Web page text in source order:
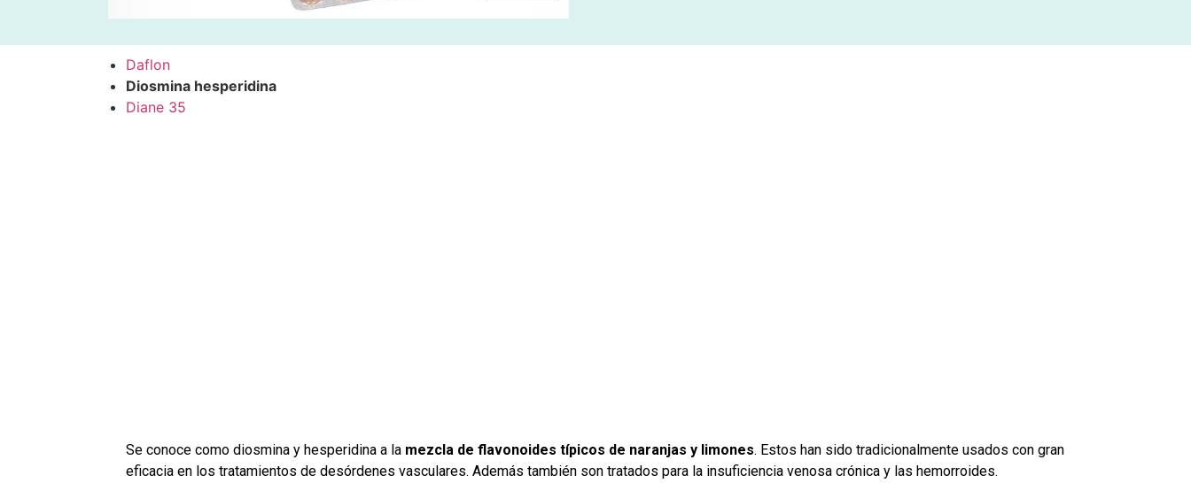
Daflon
Diosmina hesperidina
Diane 35
Se conoce como diosmina y hesperidina a la mezcla de flavonoides típicos de naranjas y limones. Estos han sido tradicionalmente usados con gran
eficacia en los tratamientos de desórdenes vasculares. Además también son tratados para la insuficiencia venosa crónica y las hemorroides.